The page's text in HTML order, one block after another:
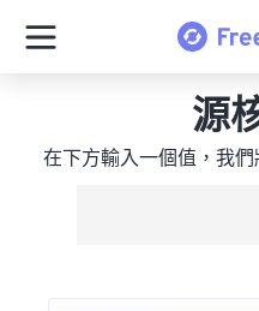
源
在下方輸入一個值，我